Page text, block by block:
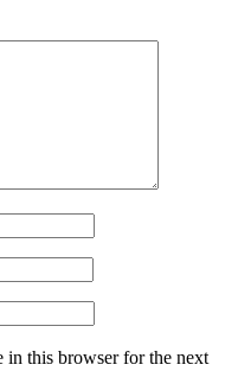
in this browser for the next